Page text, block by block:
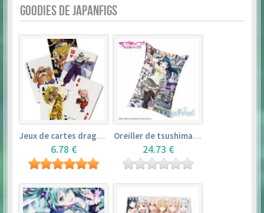
GOODIES DE JAPANFIGS
Jeux de cartes dragon ball
6.78 €
Oreiller de tsushima yoshiko (35cm×53cm) – love live! sunshine!!
24.73 €